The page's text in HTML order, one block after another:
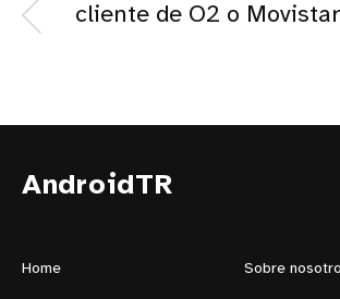
cliente de O2 o
AndroidTR
Home Sobre